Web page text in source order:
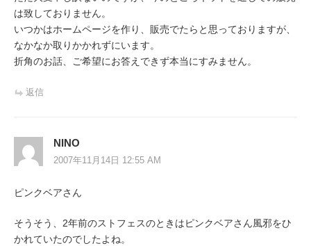
は致しておりません。
いつかはホームページを作り、販売でたらと思っておりますが、
なかなか取りかかれずにいます。
折角のお話、ご希望にお答えできず本当にすみません。
返信
NINO
2007年11月14日 12:55 AM
ピンクベアさん
そうそう、2年前のストフェスのときはピンクベアさん風邪をひ
かれていたのでしたよね。